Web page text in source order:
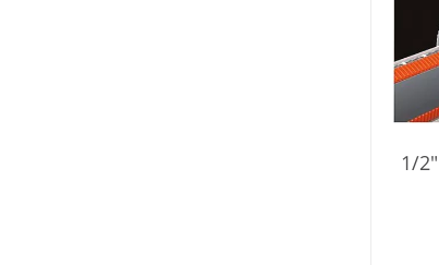
צינור גן 20 מטר "1/2